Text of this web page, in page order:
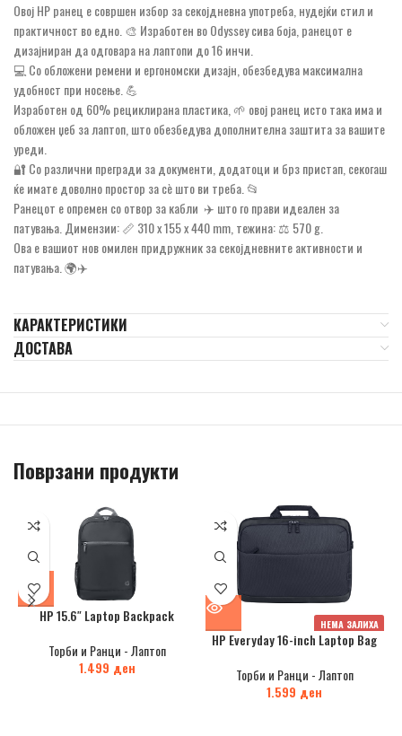
Овој HP ранец е совршен избор за секојдневна употреба, нудејќи стил и
практичност во едно. 🎨 Изработен во Odyssey сива боја, ранецот е
дизајниран да одговара на лаптопи до 16 инчи.
💻 Со обложени ремени и ергономски дизајн, обезбедува максимална
удобност при носење. 💪
Изработен од 60% рециклирана пластика, 🌱 овој ранец исто така има и
обложен џеб за лаптоп, што обезбедува дополнителна заштита за вашите
уреди.
🔐 Со различни прегради за документи, додатоци и брз пристап, секогаш
ќе имате доволно простор за сè што ви треба. 📂
Ранецот е опремен со отвор за кабли ✈️ што го прави идеален за
патувања. Димензии: 📏 310 x 155 x 440 mm, тежина: ⚖️ 570 g.
Ова е вашиот нов омилен придружник за секојдневните активности и
патувања. 🌍✈️
КАРАКТЕРИСТИКИ
ДОСТАВА
Поврзани продукти
HP 15.6″ Laptop Backpack
Торби и Ранци - Лаптоп
1.499 ден
НЕМА ЗАЛИХА
HP Everyday 16-inch Laptop Bag
Торби и Ранци - Лаптоп
1.599 ден